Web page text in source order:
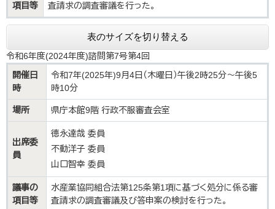
項目等
査請求の調査審議を行った。
表のサイズを切り替える
令和6年度(2024年度)諮問第7号第4回
開催日
時
令和7年(2025年)9月4日（木曜日）午後2時25分～午後5
時10分
場所 県庁本館9階 行政不服審査会室
出席委
員
德永達哉 委員
不動洋子 委員
山口智幸 委員
議事の
項目等
水産業協同組合法第125条第1項に基づく処分に係る審
査請求の調査審議及び答申案の検討を行った。